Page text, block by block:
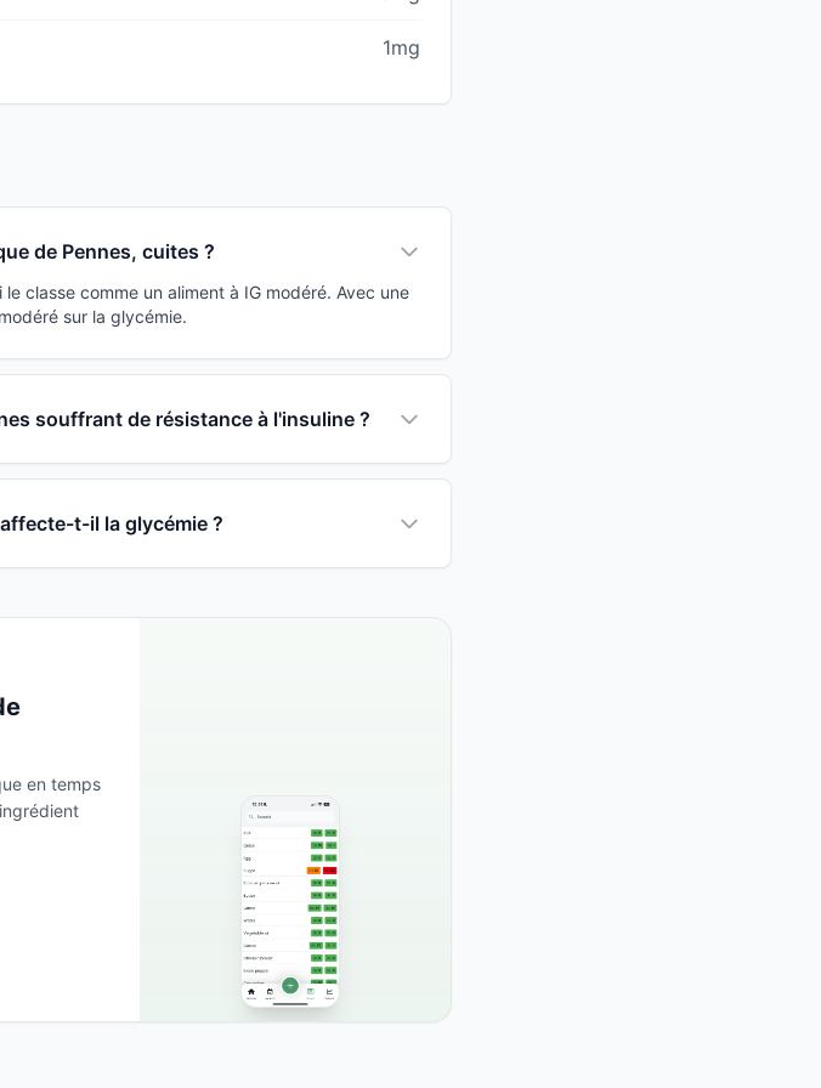
1mg
de Pennes, cuites ?
classe comme un aliment à IG modéré. Avec une
sur la glycémie.
souffrant de résistance à l'insuline ?
t-il la glycémie ?
en temps